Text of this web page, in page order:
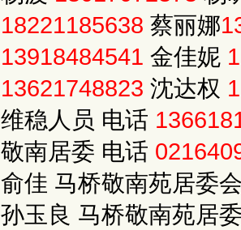
18221185638 蔡丽娜
13918484541 金佳妮
13621748823 沈达权
维稳人员 电话
敬南居委 电话
俞佳 马桥敬南苑居委
孙玉良 马桥敬南苑居